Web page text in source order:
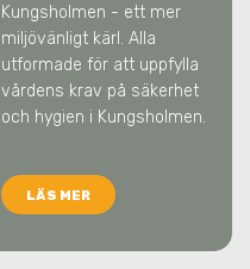
Kungsholmen - ett mer
miljövänligt kärl. Alla
utformade för att uppfylla
vårdens krav på säkerhet
och hygien i Kungsholmen.
LÄS MER